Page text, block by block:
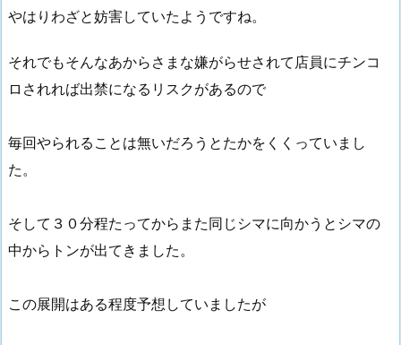
やはりわざと妨害していたようですね。
それでもそんなあからさまな嫌がらせされて店員にチンコ
ロされれば出禁になるリスクがあるので
毎回やられることは無いだろうとたかをくくっていまし
た。
そして３０分程たってからまた同じシマに向かうとシマの
中からトンが出てきました。
この展開はある程度予想していましたが